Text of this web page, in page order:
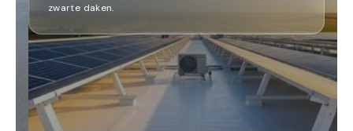
zwarte daken.